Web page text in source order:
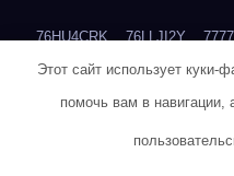
76HU4CRK 76LLJI2Y
77TABW20
Этот сайт использует куки-
помочь вам в навигации,